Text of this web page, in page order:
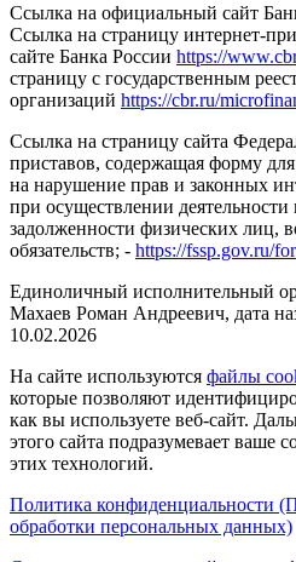
Ссылка на официальный сайт
Ссылка на страницу интернет-
сайте Банка России https://
страницу с государственным
организаций https://cbr.ru/
Ссылка на страницу сайта
приставов, содержащая форму
на нарушение прав и законных
при осуществлении
задолженности физических лиц,
обязательств; - https://fssp.gov.ru/
Единоличный исполнительный
Махаев Роман Андреевич, дата
10.02.2026
На сайте используются файлы
которые позволяют
как вы используете веб-сайт.
этого сайта подразумевает ваше
этих технологий.
Политика конфиденциальности
обработки персональных данных)